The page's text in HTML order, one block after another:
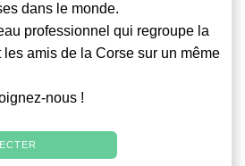
dans le monde.
professionnel qui regroupe la
amis de la Corse sur un même
nous !